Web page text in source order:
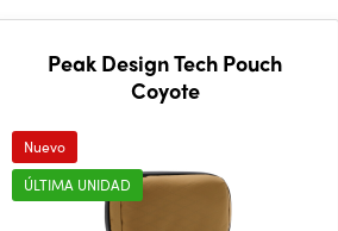
Peak Design Tech Pouch
Coyote
Nuevo
ÚLTIMA UNIDAD